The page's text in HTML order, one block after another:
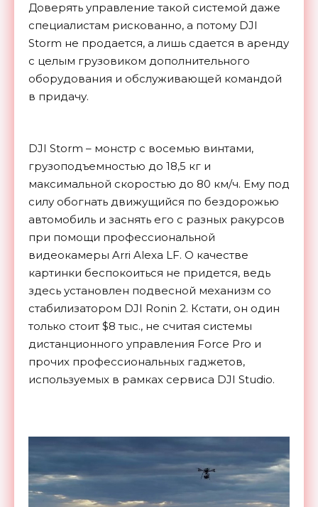
Доверять управление такой системой даже
специалистам рискованно, а потому DJI
Storm не продается, а лишь сдается в аренду
с целым грузовиком дополнительного
оборудования и обслуживающей командой
в придачу.
DJI Storm – монстр с восемью винтами,
грузоподъемностью до 18,5 кг и
максимальной скоростью до 80 км/ч. Ему под
силу обогнать движущийся по бездорожью
автомобиль и заснять его с разных ракурсов
при помощи профессиональной
видеокамеры Arri Alexa LF. О качестве
картинки беспокоиться не придется, ведь
здесь установлен подвесной механизм со
стабилизатором DJI Ronin 2. Кстати, он один
только стоит $8 тыс., не считая системы
дистанционного управления Force Pro и
прочих профессиональных гаджетов,
используемых в рамках сервиса DJI Studio.